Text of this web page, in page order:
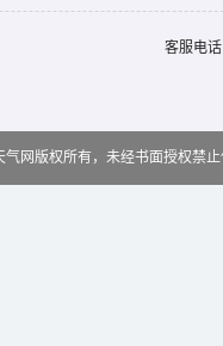
客服电
气网版权所有，未经书面授权